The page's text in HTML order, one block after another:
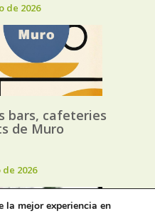
de 2026
bars, cafeteries
de Muro
2026
la mejor experiencia en